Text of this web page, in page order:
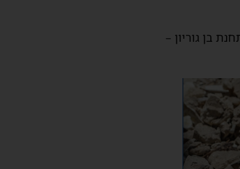
נוסעים בתחנת בן גוריון –